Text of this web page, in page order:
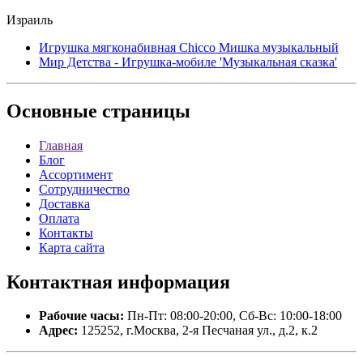
Израиль
Игрушка мягконабивная Chicco Мишка музыкальный
Мир Детства - Игрушка-мобиле 'Музыкальная сказка'
Основные страницы
Главная
Блог
Ассортимент
Сотрудничество
Доставка
Оплата
Контакты
Карта сайта
Контактная информация
Рабочие часы: Пн-Пт: 08:00-20:00, Сб-Вс: 10:00-18:00
Адрес: 125252, г.Москва, 2-я Песчаная ул., д.2, к.2